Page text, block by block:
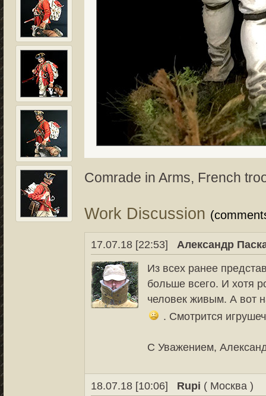
Comrade in Arms, French
Work Discussion
17.07.18 [22:53]
Александр
Из всех ранее
больше всего. И хотя
человек живым. А вот
. Смотрится
С Уважением,
18.07.18 [10:06] Rupi ( Москва )